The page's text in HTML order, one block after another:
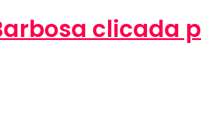
clicada